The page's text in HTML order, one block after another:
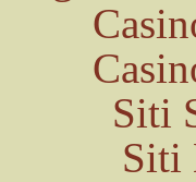
Siti
Siti